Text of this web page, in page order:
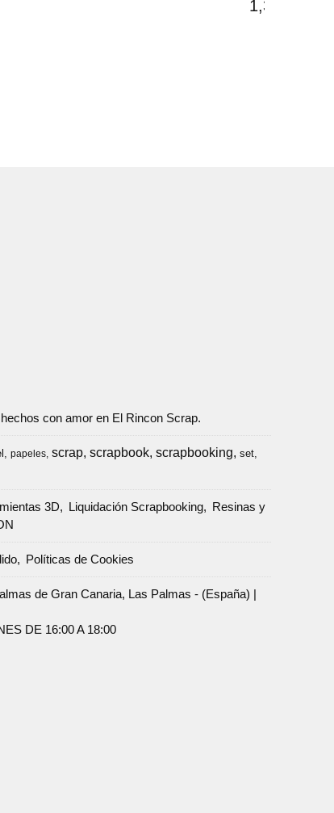
1,33 €
con amor en El Rincon Scrap.
papeles scrap scrapbook scrapbooking set
3D Liquidación Scrapbooking
Resinas y
Políticas de Cookies
de Gran Canaria, Las Palmas - (España) |
DE 16:00 A 18:00